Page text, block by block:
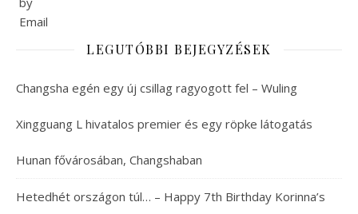
LEGUTÓBBI BEJEGYZÉSEK
Changsha egén egy új csillag ragyogott fel – Wuling
Xingguang L hivatalos premier és egy röpke látogatás
Hunan fővárosában, Changshaban
Hetedhét országon túl… – Happy 7th Birthday Korinna’s